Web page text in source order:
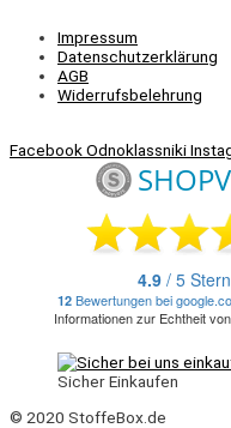
Impressum
Datenschutzerklärung
AGB
Widerrufsbelehrung
FacebookOdnoklassniki
Sicher Einkaufen
© 2020 StoffeBox.de